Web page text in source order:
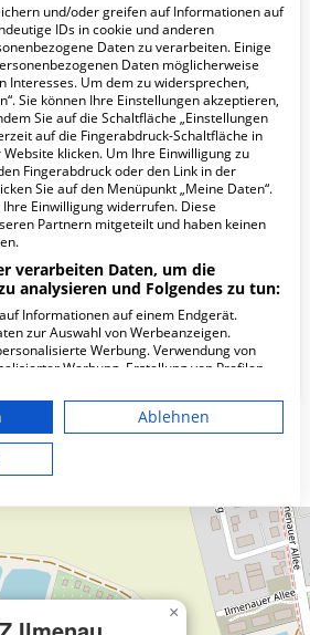
gestellte Fragen zu dieser Klinik.
von MVZ Ilmenau
32
von MVZ Ilmenau
×
und/oder greifen auf Informationen auf
IDs in cookie und anderen
Daten zu verarbeiten. Einige
Daten möglicherweise
Interesses. Um dem zu widersprechen,
Sie können Ihre Einstellungen akzeptieren,
Sie auf die Schaltfläche „Einstellungen
auf die Fingerabdruck-Schaltfläche in
klicken. Um Ihre Einwilligung zu
Fingerabdruck oder den Link in der
Sie auf den Menüpunkt „Meine Daten“.
Einwilligung widerrufen. Diese
Partnern mitgeteilt und haben keinen
verarbeiten Daten, um die
analysieren und Folgendes zu tun:
Informationen auf einem Endgerät.
zur Auswahl von Werbeanzeigen.
Werbung. Verwendung von
Werbung. Erstellung von Profilen
der Werbeleistung. Messung der
von Zielgruppen durch Statistiken
aus verschiedenen Quellen. Entwicklung
Verwendung reduzierter Daten zur
Richtlinie gelten ausschließlich für diese
IAB-Anbieter)
Zwecke:
Ablehnen